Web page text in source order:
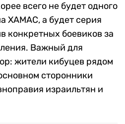
всего не будет одного
ХАМАС, а будет серия
конкретных боевиков за
Важный для
жители кибуцев рядом
сторонники
израильтян и